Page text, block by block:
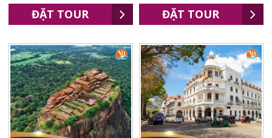
ĐẶT TOUR ĐẶT TOUR